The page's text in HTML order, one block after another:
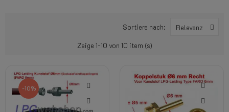
Sortiere nach: Relevanz
Zeige 1-10 von 10 item (s)
-10%